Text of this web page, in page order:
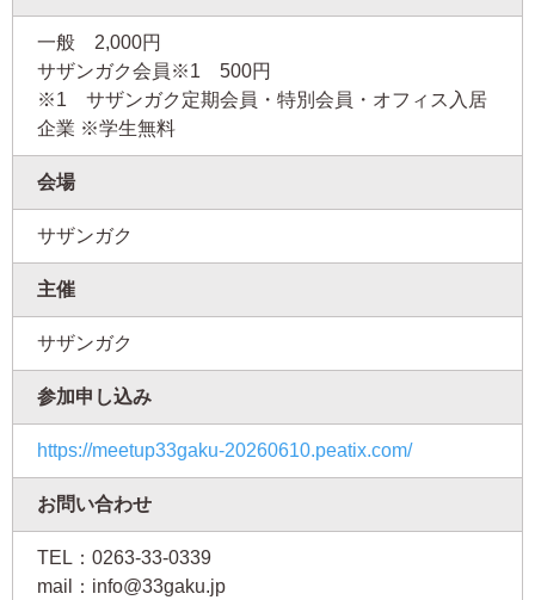
一般
2,000円
サザンガク会員※1
500円
※1 サザンガク定期会員・特別会員・オフィス入居
企業 ※学生無料
会場
サザンガク
主催
サザンガク
参加申し込み
https://meetup33gaku-20260610.peatix.com/
お問い合わせ
TEL：0263-33-0339
mail：info@33gaku.jp